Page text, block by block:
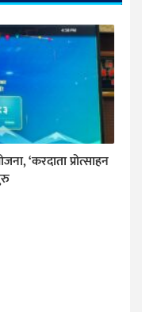
‘करदाता प्रोत्साहन